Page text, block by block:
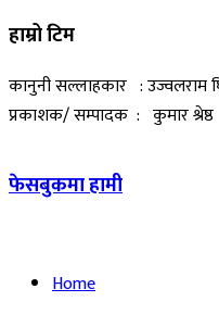
हाम्रो टिम
कानुनी सल्लाहकार : उज्वलराम
प्रकाशक/ सम्पादक : कुमार श्रेष्ठ
फेसबुकमा हामी
Home